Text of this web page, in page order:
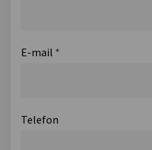
E-mail *
Telefon